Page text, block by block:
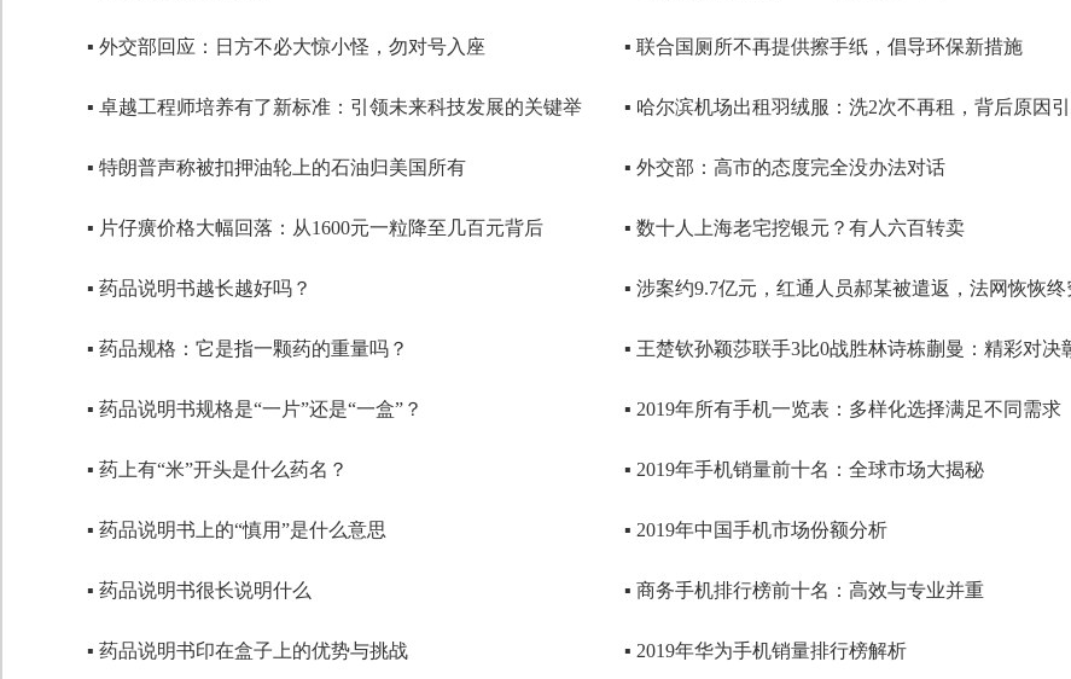
▪ 外交部回应：日方不必大惊小怪，勿对号入座
▪ 卓越工程师培养有了新标准：引领未来科技发展的关键举
▪ 特朗普声称被扣押油轮上的石油归美国所有
▪ 片仔癀价格大幅回落：从1600元一粒降至几百元背后
▪ 药品说明书越长越好吗？
▪ 药品规格：它是指一颗药的重量吗？
▪ 药品说明书规格是“一片”还是“一盒”？
▪ 药上有“米”开头是什么药名？
▪ 药品说明书上的“慎用”是什么意思
▪ 药品说明书很长说明什么
▪ 药品说明书印在盒子上的优势与挑战
▪ 联合国厕所不再提供擦手纸，倡导环保新措施
▪ 哈尔滨机场出租羽绒服：洗2次不再租，背后原因
▪ 外交部：高市的态度完全没办法对话
▪ 数十人上海老宅挖银元？有人六百转卖
▪ 涉案约9.7亿元，红通人员郝某被遣返，法网恢恢终
▪ 王楚钦孙颖莎联手3比0战胜林诗栋蒯曼：精彩对决
▪ 2019年所有手机一览表：多样化选择满足不同需求
▪ 2019年手机销量前十名：全球市场大揭秘
▪ 2019年中国手机市场份额分析
▪ 商务手机排行榜前十名：高效与专业并重
▪ 2019年华为手机销量排行榜解析